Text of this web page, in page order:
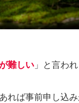
難しい 」と言わ
れば事前申し込